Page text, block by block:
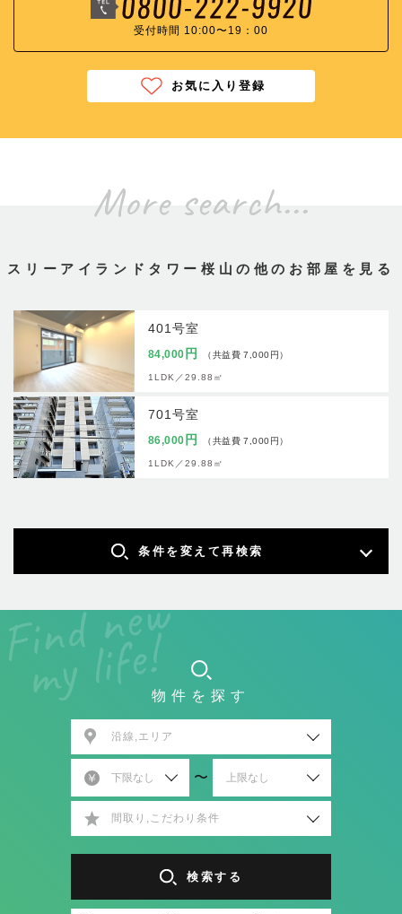
お気に入り登録
受付時間 10:00〜19：00
More search...
スリーアイランドタワー桜山の他のお部屋を見る
401号室
84,000 円 （共益費 7,000円）
1LDK／29.88㎡
701号室
86,000 円 （共益費 7,000円）
1LDK／29.88㎡
条件を変えて再検索
物件を探す
沿線,エリア
〜
間取り,こだわり条件
検索する